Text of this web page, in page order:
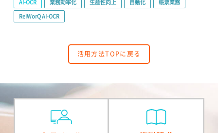
AI-OCR 業務効率化 生産性向上 自動化
帳票業務
ReiWorQ AI-OCR
活用方法TOPに戻る